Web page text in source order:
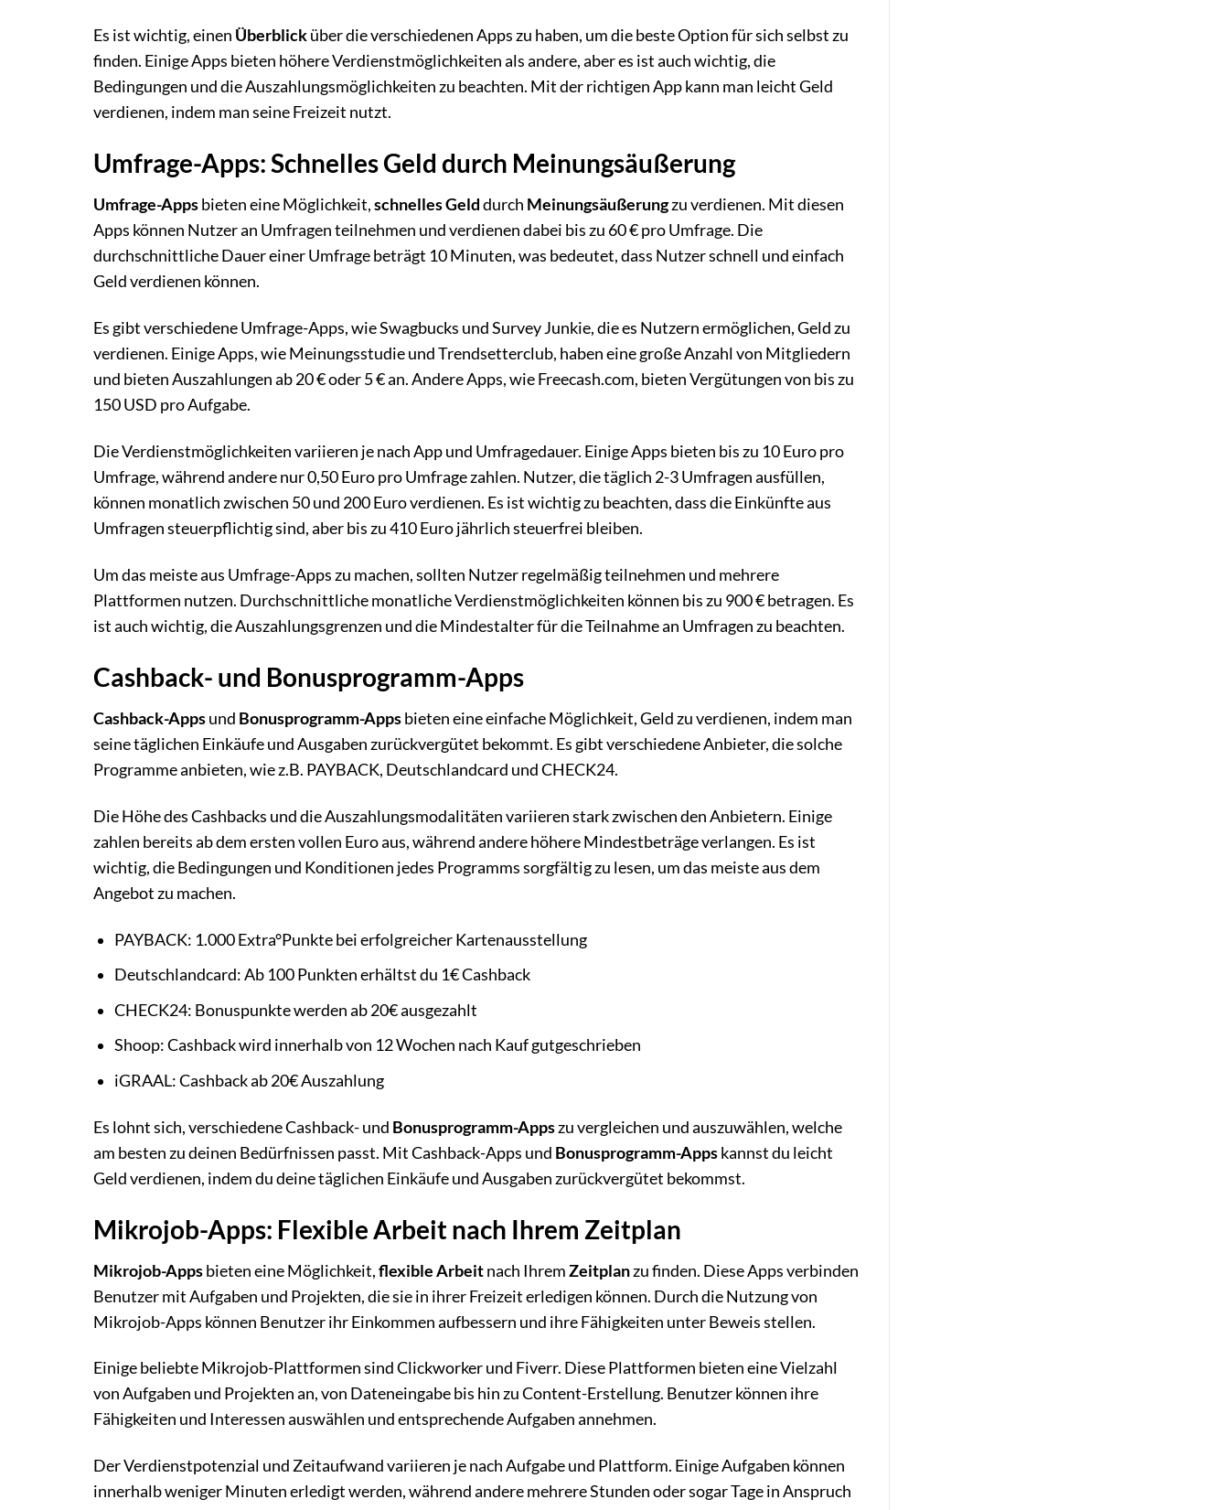
Es ist wichtig, einen Überblicküber die verschiedenen Apps zu haben, um die beste Option für sich selbst zu
finden. Einige Apps bieten höhere Verdienstmöglichkeiten als andere, aber es ist auch wichtig, die
Bedingungen und die Auszahlungsmöglichkeiten zu beachten. Mit der richtigen App kann man leicht Geld
verdienen, indem man seine Freizeit nutzt.
Umfrage-Apps: Schnelles Geld durch Meinungsäußerung
Umfrage-Appsbieten eine Möglichkeit,schnelles Gelddurch Meinungsäußerungzu verdienen. Mit diesen
Apps können Nutzer an Umfragen teilnehmen und verdienen dabei bis zu 60 € pro Umfrage. Die
durchschnittliche Dauer einer Umfrage beträgt 10 Minuten, was bedeutet, dass Nutzer schnell und einfach
Geld verdienen können.
Es gibt verschiedene Umfrage-Apps, wie Swagbucks und Survey Junkie, die es Nutzern ermöglichen, Geld zu
verdienen. Einige Apps, wie Meinungsstudie und Trendsetterclub, haben eine große Anzahl von Mitgliedern
und bieten Auszahlungen ab 20 € oder 5 € an. Andere Apps, wie Freecash.com, bieten Vergütungen von bis zu
150 USD pro Aufgabe.
Die Verdienstmöglichkeiten variieren je nach App und Umfragedauer. Einige Apps bieten bis zu 10 Euro pro
Umfrage, während andere nur 0,50 Euro pro Umfrage zahlen. Nutzer, die täglich 2-3 Umfragen ausfüllen,
können monatlich zwischen 50 und 200 Euro verdienen. Es ist wichtig zu beachten, dass die Einkünfte aus
Umfragen steuerpflichtig sind, aber bis zu 410 Euro jährlich steuerfrei bleiben.
Um das meiste aus Umfrage-Apps zu machen, sollten Nutzer regelmäßig teilnehmen und mehrere
Plattformen nutzen. Durchschnittliche monatliche Verdienstmöglichkeiten können bis zu 900 € betragen. Es
ist auch wichtig, die Auszahlungsgrenzen und die Mindestalter für die Teilnahme an Umfragen zu beachten.
Cashback- und Bonusprogramm-Apps
Cashback-Appsund Bonusprogramm-Appsbieten eine einfache Möglichkeit, Geld zu verdienen, indem man
seine täglichen Einkäufe und Ausgaben zurückvergütet bekommt. Es gibt verschiedene Anbieter, die solche
Programme anbieten, wie z.B. PAYBACK, Deutschlandcard und CHECK24.
Die Höhe des Cashbacks und die Auszahlungsmodalitäten variieren stark zwischen den Anbietern. Einige
zahlen bereits ab dem ersten vollen Euro aus, während andere höhere Mindestbeträge verlangen. Es ist
wichtig, die Bedingungen und Konditionen jedes Programms sorgfältig zu lesen, um das meiste aus dem
Angebot zu machen.
PAYBACK: 1.000 Extra°Punkte bei erfolgreicher Kartenausstellung
Deutschlandcard: Ab 100 Punkten erhältst du 1€ Cashback
CHECK24: Bonuspunkte werden ab 20€ ausgezahlt
Shoop: Cashback wird innerhalb von 12 Wochen nach Kauf gutgeschrieben
iGRAAL: Cashback ab 20€ Auszahlung
Es lohnt sich, verschiedene Cashback- und Bonusprogramm-Appszu vergleichen und auszuwählen, welche
am besten zu deinen Bedürfnissen passt. Mit Cashback-Apps und Bonusprogramm-Appskannst du leicht
Geld verdienen, indem du deine täglichen Einkäufe und Ausgaben zurückvergütet bekommst.
Mikrojob-Apps: Flexible Arbeit nach Ihrem Zeitplan
Mikrojob-Appsbieten eine Möglichkeit,flexible Arbeitnach IhremZeitplanzu finden. Diese Apps verbinden
Benutzer mit Aufgaben und Projekten, die sie in ihrer Freizeit erledigen können. Durch die Nutzung von
Mikrojob-Apps können Benutzer ihr Einkommen aufbessern und ihre Fähigkeiten unter Beweis stellen.
Einige beliebte Mikrojob-Plattformen sind Clickworker und Fiverr. Diese Plattformen bieten eine Vielzahl
von Aufgaben und Projekten an, von Dateneingabe bis hin zu Content-Erstellung. Benutzer können ihre
Fähigkeiten und Interessen auswählen und entsprechende Aufgaben annehmen.
Der Verdienstpotenzial und Zeitaufwand variieren je nach Aufgabe und Plattform. Einige Aufgaben können
innerhalb weniger Minuten erledigt werden, während andere mehrere Stunden oder sogar Tage in Anspruch